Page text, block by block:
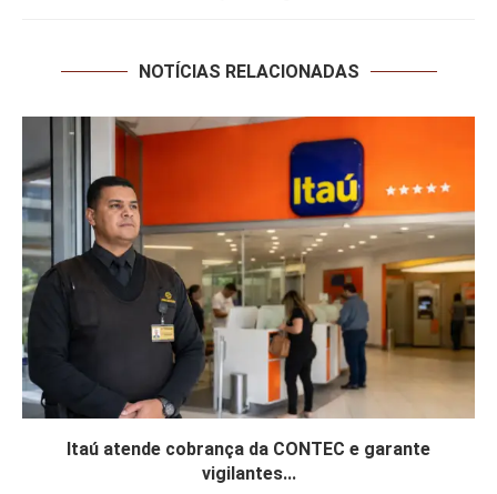
NOTÍCIAS RELACIONADAS
Itaú atende cobrança da CONTEC e garante
vigilantes...